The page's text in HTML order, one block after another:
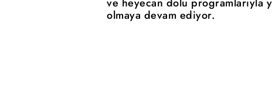
olmaya devam ediyor.